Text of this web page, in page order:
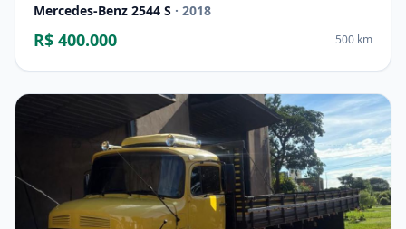
Mercedes-Benz 2544 S · 2018
R$ 400.000 500 km